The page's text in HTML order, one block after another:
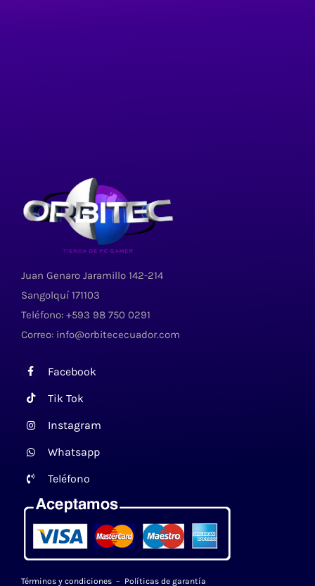
Juan Genaro Jaramillo 142-214
Sangolquí 171103
Teléfono: +593 98 750 0291
Correo: info@orbitececuador.com
Facebook
Tik Tok
Instagram
Whatsapp
Teléfono
Términos y condiciones– Políticas de garantía